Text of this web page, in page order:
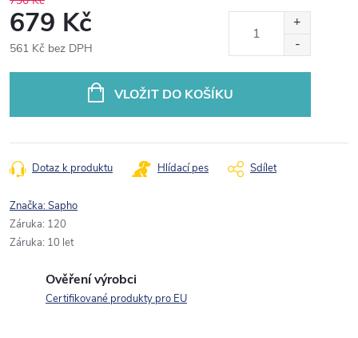
679 Kč
561 Kč bez DPH
VLOŽIT DO KOŠÍKU
Dotaz k produktu Hlídací pes Sdílet
Značka:Sapho
Záruka: 120
Záruka: 10 let
Ověření výrobci
Certifikované produkty pro EU